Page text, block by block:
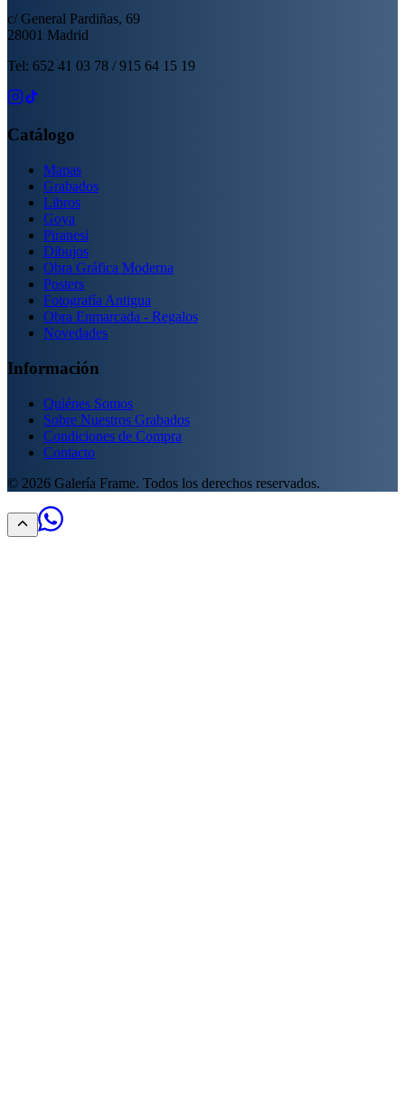
c/ General Pardiñas, 69
28001 Madrid
Tel: 652 41 03 78 / 915 64 15 19
Catálogo
Mapas
Grabados
Libros
Goya
Piranesi
Dibujos
Obra Gráfica Moderna
Posters
Fotografía Antigua
Obra Enmarcada - Regalos
Novedades
Información
Quiénes Somos
Sobre Nuestros Grabados
Condiciones de Compra
Contacto
© 2026 Galería Frame. Todos los derechos reservados.